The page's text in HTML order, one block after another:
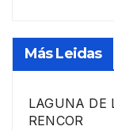
Más Leidas
LAGUNA DE
RENCOR